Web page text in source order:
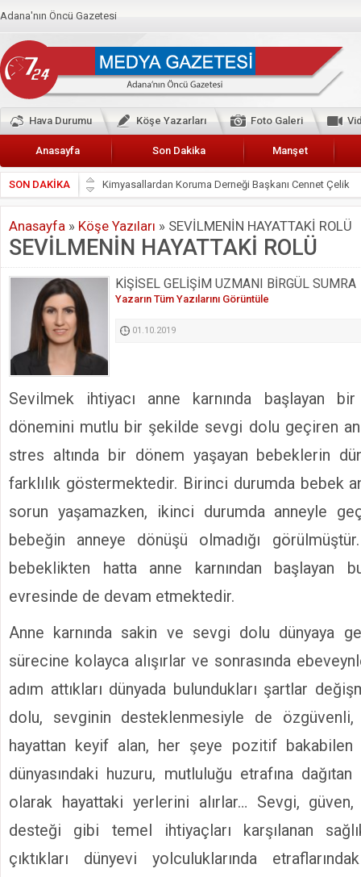
Adana'nın Öncü Gazetesi
Hava Durumu Köşe Yazarları Foto Galeri
Anasayfa Son Dakika Manşet
SON DAKİKA
Kimyasallardan Koruma Derneği Başkanı Cennet Çelik
Başkan Güler’den Başkan Karalar’a hizmet çağrısı
Lokantacılar ve Kebapçılar Esnaf Odası Başkanı Şefik
Hak-İş Abdurrahman Yücel
HDP İL BİNASININ ÖNÜNDE ANNELER TARİH
CEYHAN TİCARET ODASI
Hainler emellerine asla erişemeyecekler
BÖLGEMİZ ÇUKUROVA’DA 2019 YILI PAMUK
İyi Parti Yüreğir İlçe Başkanı Enis Akyürek
Anasayfa » Köşe Yazıları » SEVİLMENİN HAYATTAKİ ROLÜ
SEVİLMENİN HAYATTAKİ ROLÜ
KİŞİSEL GELİŞİM UZMANI BİRGÜL SUMRA
Yazarın Tüm Yazılarını Görüntüle
01.10.2019
Sevilmek ihtiyacı anne karnında başlayan
dönemini mutlu bir şekilde sevgi dolu geçiren
stres altında bir dönem yaşayan bebeklerin
farklılık göstermektedir. Birinci durumda bebek
sorun yaşamazken, ikinci durumda anneyle
bebeğin anneye dönüşü olmadığı
bebeklikten hatta anne karnından başlayan
evresinde de devam etmektedir.
Anne karnında sakin ve sevgi dolu dünyaya
sürecine kolayca alışırlar ve sonrasında
adım attıkları dünyada bulundukları şartlar
dolu, sevginin desteklenmesiyle de
hayattan keyif alan, her şeye pozitif bakabilen
dünyasındaki huzuru, mutluluğu etrafına
olarak hayattaki yerlerini alırlar… Sevgi,
desteği gibi temel ihtiyaçları karşılanan
çıktıkları dünyevi yolculuklarında